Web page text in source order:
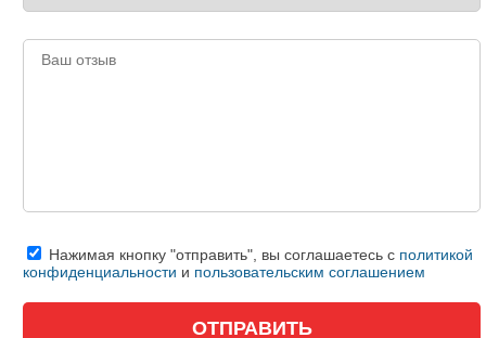
Нажимая кнопку "отправить", вы соглашаетесь с политикой
конфиденциальности и пользовательским соглашением